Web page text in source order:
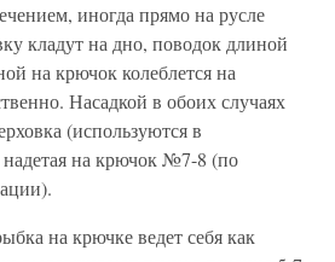
иногда прямо на русле
кладут на дно, поводок длиной
на крючок колеблется на
Насадкой в обоих случаях
(используются в
на крючок №7-8 (по
на крючке ведет себя как